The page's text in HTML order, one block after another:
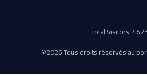
Total Visitors:
©2026 Tous droits réservés au